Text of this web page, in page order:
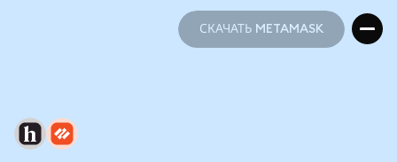
СКАЧАТЬ METAMASK